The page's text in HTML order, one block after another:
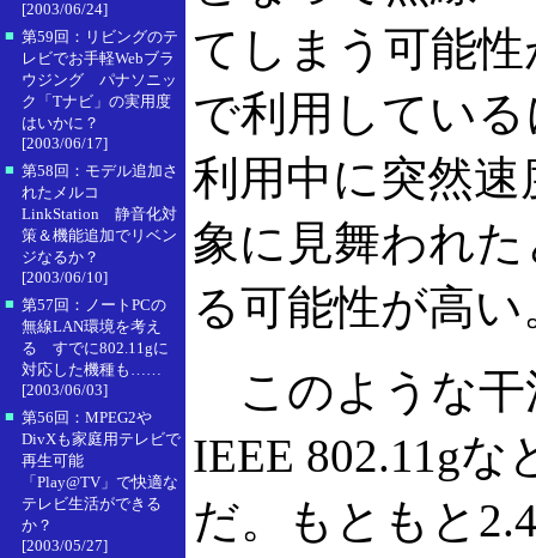
[2003/06/24]
■ 第59回：リビングのテ
レビでお手軽Webブラ
ウジング パナソニッ
ク「Tナビ」の実用度
はいかに？
[2003/06/17]
■ 第58回：モデル追加さ
れたメルコ
LinkStation 静音化対
策＆機能追加でリベン
ジなるか？
[2003/06/10]
■ 第57回：ノートPCの
無線LAN環境を考え
る すでに802.11gに
対応した機種も……
[2003/06/03]
■ 第56回：MPEG2や
DivXも家庭用テレビで
再生可能
「Play@TV」で快適な
テレビ生活ができる
か？
[2003/05/27]
てしまう可能
で利用してい
利用中に突然
象に見舞われ
る可能性が高い
このような干
IEEE 802.11g
だ。もともと